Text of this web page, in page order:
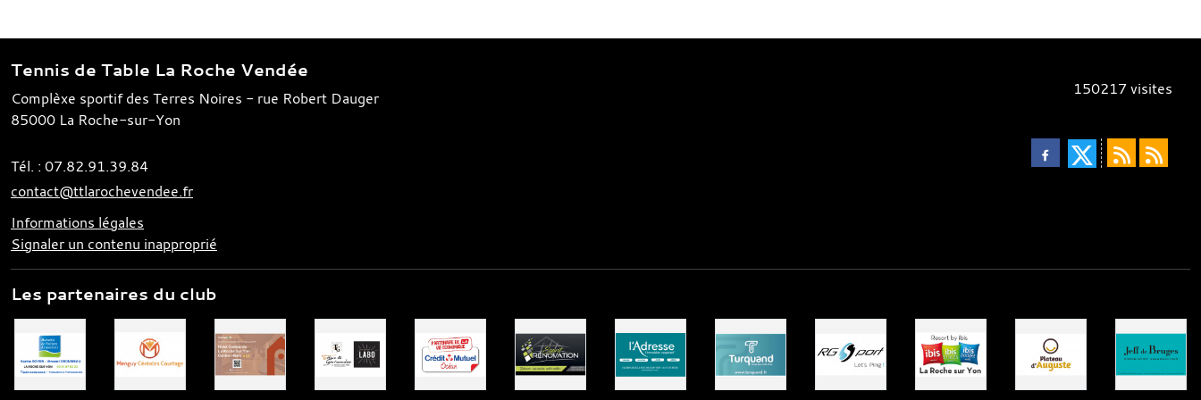
Tennis de Table La Roche Vendée
Complèxe sportif des Terres Noires - rue Robert Dauger
85000 La Roche-sur-Yon
Tél. : 07.82.91.39.84
contact@ttlarochevendee.fr
Informations légales
Signaler un contenu inapproprié
150217visites
Les partenaires du club